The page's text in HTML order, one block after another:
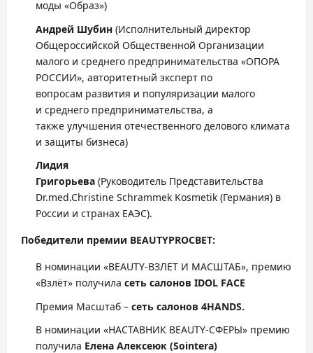
моды «Образ»)
Андрей Шубин (Исполнительный директор
Общероссийской Общественной Организации
малого и среднего предпринимательства «ОПОРА
РОССИИ», авторитетный эксперт по
вопросам развития и популяризации малого
и среднего предпринимательства, а
также улучшения отечественного делового климата
и защиты бизнеса)
Лидия
Григорьева (Руководитель Представительства
Dr.med.Christine Schrammek Kosmetik (Германия) в
России и странах ЕАЭС).
Победители премии BEAUTYPROСВЕТ:
В номинации «BEAUTY-ВЗЛЕТ И МАСШТАБ», премию
«Взлёт» получила сеть салонов IDOL FACE
Премия Масштаб – сеть салонов 4HANDS.
В номинации «НАСТАВНИК BEAUTY-СФЕРЫ» премию
получила Елена Алексеюк (Sointerа)